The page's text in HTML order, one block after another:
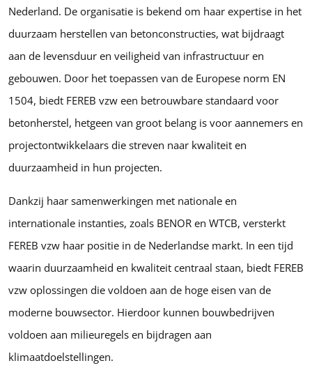
Nederland. De organisatie is bekend om haar expertise in het
duurzaam herstellen van betonconstructies, wat bijdraagt
aan de levensduur en veiligheid van infrastructuur en
gebouwen. Door het toepassen van de Europese norm EN
1504, biedt FEREB vzw een betrouwbare standaard voor
betonherstel, hetgeen van groot belang is voor aannemers en
projectontwikkelaars die streven naar kwaliteit en
duurzaamheid in hun projecten.
Dankzij haar samenwerkingen met nationale en
internationale instanties, zoals BENOR en WTCB, versterkt
FEREB vzw haar positie in de Nederlandse markt. In een tijd
waarin duurzaamheid en kwaliteit centraal staan, biedt FEREB
vzw oplossingen die voldoen aan de hoge eisen van de
moderne bouwsector. Hierdoor kunnen bouwbedrijven
voldoen aan milieuregels en bijdragen aan
klimaatdoelstellingen.